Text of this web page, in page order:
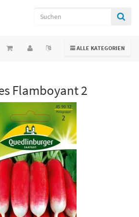
TOGGLE NAVIGATION
ALLE KATEGORIEN
Flamboyant 2